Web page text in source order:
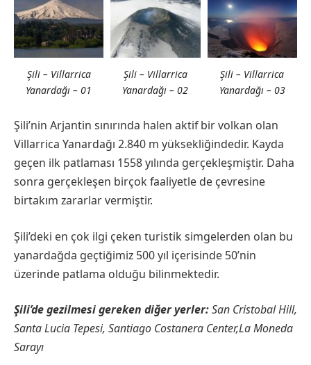
Şili – Villarrica
Yanardağı – 01
Şili – Villarrica
Yanardağı – 02
Şili – Villarrica
Yanardağı – 03
Şili’nin Arjantin sınırında halen aktif bir volkan olan
Villarrica Yanardağı 2.840 m yüksekliğindedir. Kayda
geçen ilk patlaması 1558 yılında gerçekleşmiştir. Daha
sonra gerçekleşen birçok faaliyetle de çevresine
birtakım zararlar vermiştir.
Şili’deki en çok ilgi çeken turistik simgelerden olan bu
yanardağda geçtiğimiz 500 yıl içerisinde 50’nin
üzerinde patlama olduğu bilinmektedir.
Şili’de gezilmesi gereken diğer yerler:San Cristobal Hill,
Santa Lucia Tepesi, Santiago Costanera Center,La Moneda
Sarayı